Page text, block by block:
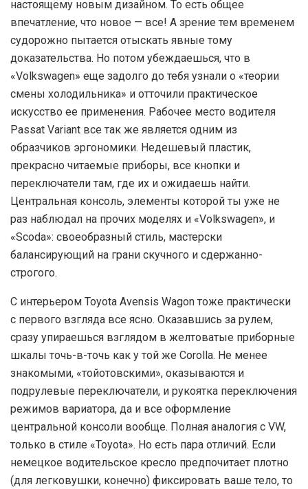
настоящему новым дизайном. То есть общее
впечатление, что новое — все! А зрение тем временем
судорожно пытается отыскать явные тому
доказательства. Но потом убеждаешься, что в
«Volkswagen» еще задолго до тебя узнали о «теории
смены холодильника» и отточили практическое
искусство ее применения. Рабочее место водителя
Passat Variant все так же является одним из
образчиков эргономики. Недешевый пластик,
прекрасно читаемые приборы, все кнопки и
переключатели там, где их и ожидаешь найти.
Центральная консоль, элементы которой ты уже не
раз наблюдал на прочих моделях и «Volkswagen», и
«Scoda»: своеобразный стиль, мастерски
балансирующий на грани скучного и сдержанно-
строгого.
С интерьером Toyota Avensis Wagon тоже практически
с первого взгляда все ясно. Оказавшись за рулем,
сразу упираешься взглядом в желтоватые приборные
шкалы точь-в-точь как у той же Corolla. Не менее
знакомыми, «тойотовскими», оказываются и
подрулевые переключатели, и рукоятка переключения
режимов вариатора, да и все оформление
центральной консоли вообще. Полная аналогия с VW,
только в стиле «Toyota». Но есть пара отличий. Если
немецкое водительское кресло предпочитает плотно
(для легковушки, конечно) фиксировать ваше тело, то